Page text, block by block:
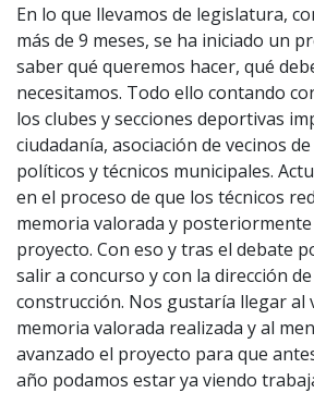
En lo que llevamos de legislatura,
más de 9 meses, se ha iniciado un
saber qué queremos hacer, qué
necesitamos. Todo ello contando
los clubes y secciones deportivas
ciudadanía, asociación de vecinos
políticos y técnicos municipales.
en el proceso de que los técnicos
memoria valorada y posteriormente
proyecto. Con eso y tras el debate
salir a concurso y con la dirección
construcción. Nos gustaría llegar al
memoria valorada realizada y al
avanzado el proyecto para que
año podamos estar ya viendo